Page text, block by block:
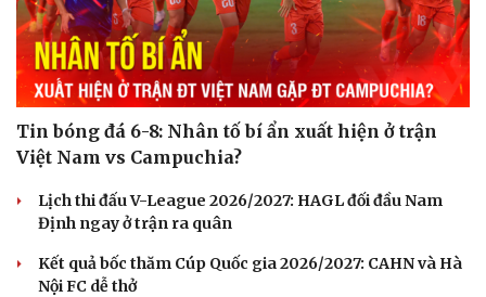
Tin bóng đá 6-8: Nhân tố bí ẩn xuất hiện ở trận
Việt Nam vs Campuchia?
Lịch thi đấu V-League 2026/2027: HAGL đối đầu Nam
Định ngay ở trận ra quân
Kết quả bốc thăm Cúp Quốc gia 2026/2027: CAHN và Hà
Nội FC dễ thở